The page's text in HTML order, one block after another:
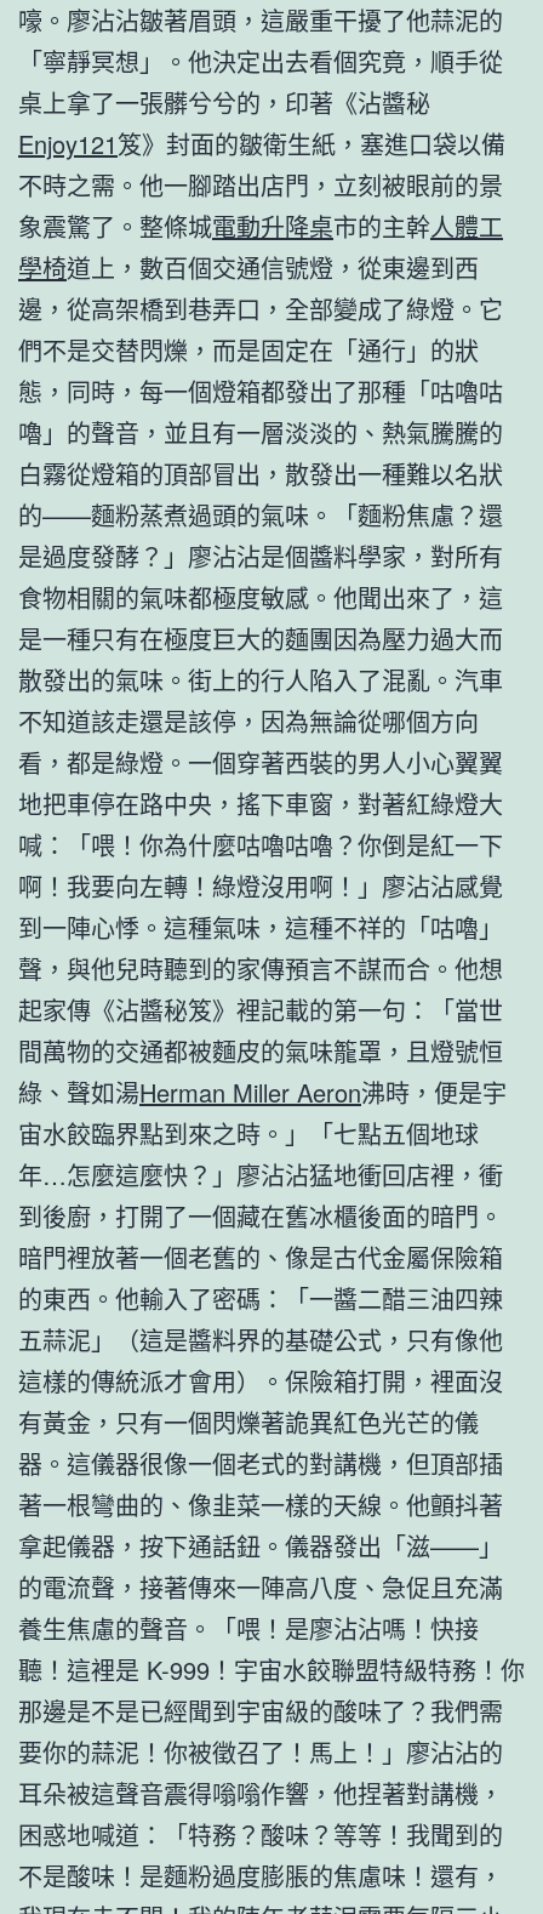
嚎。廖沾沾皺著眉頭，這嚴重干擾了他蒜泥的
「寧靜冥想」。他決定出去看個究竟，順手從
桌上拿了一張髒兮兮的，印著《沾醬秘
Enjoy121笈》封面的皺衛生紙，塞進口袋以備
不時之需。他一腳踏出店門，立刻被眼前的景
象震驚了。整條城電動升降桌市的主幹人體工
學椅道上，數百個交通信號燈，從東邊到西
邊，從高架橋到巷弄口，全部變成了綠燈。它
們不是交替閃爍，而是固定在「通行」的狀
態，同時，每一個燈箱都發出了那種「咕嚕咕
嚕」的聲音，並且有一層淡淡的、熱氣騰騰的
白霧從燈箱的頂部冒出，散發出一種難以名狀
的——麵粉蒸煮過頭的氣味。「麵粉焦慮？還
是過度發酵？」廖沾沾是個醬料學家，對所有
食物相關的氣味都極度敏感。他聞出來了，這
是一種只有在極度巨大的麵團因為壓力過大而
散發出的氣味。街上的行人陷入了混亂。汽車
不知道該走還是該停，因為無論從哪個方向
看，都是綠燈。一個穿著西裝的男人小心翼翼
地把車停在路中央，搖下車窗，對著紅綠燈大
喊：「喂！你為什麼咕嚕咕嚕？你倒是紅一下
啊！我要向左轉！綠燈沒用啊！」廖沾沾感覺
到一陣心悸。這種氣味，這種不祥的「咕嚕」
聲，與他兒時聽到的家傳預言不謀而合。他想
起家傳《沾醬秘笈》裡記載的第一句：「當世
間萬物的交通都被麵皮的氣味籠罩，且燈號恒
綠、聲如湯Herman Miller Aeron沸時，便是宇
宙水餃臨界點到來之時。」「七點五個地球
年…怎麼這麼快？」廖沾沾猛地衝回店裡，衝
到後廚，打開了一個藏在舊冰櫃後面的暗門。
暗門裡放著一個老舊的、像是古代金屬保險箱
的東西。他輸入了密碼：「一醬二醋三油四辣
五蒜泥」（這是醬料界的基礎公式，只有像他
這樣的傳統派才會用）。保險箱打開，裡面沒
有黃金，只有一個閃爍著詭異紅色光芒的儀
器。這儀器很像一個老式的對講機，但頂部插
著一根彎曲的、像韭菜一樣的天線。他顫抖著
拿起儀器，按下通話鈕。儀器發出「滋——」
的電流聲，接著傳來一陣高八度、急促且充滿
養生焦慮的聲音。「喂！是廖沾沾嗎！快接
聽！這裡是 K-999！宇宙水餃聯盟特級特務！你
那邊是不是已經聞到宇宙級的酸味了？我們需
要你的蒜泥！你被徵召了！馬上！」廖沾沾的
耳朵被這聲音震得嗡嗡作響，他捏著對講機，
困惑地喊道：「特務？酸味？等等！我聞到的
不是酸味！是麵粉過度膨脹的焦慮味！還有，